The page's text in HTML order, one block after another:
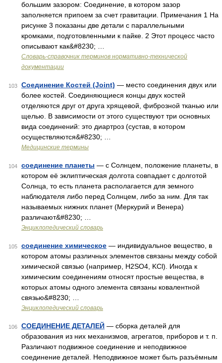
большим зазором: Соединение, в котором зазор
заполняется припоем за счет гравитации. Примечания 1 На
рисунке 3 показаны две детали с параллельными
кромками, подготовленными к пайке. 2 Этот процесс часто
описывают как&#8230; …
Словарь-справочник терминов нормативно-технической
документации
103 Соединение Костей (Joint) — место соединения двух или
более костей. Соединяющиеся концы двух костей
отделяются друг от друга хрящевой, фиброзной тканью или
щелью. В зависимости от этого существуют три основных
вида соединений: это диартроз (сустав, в котором
осуществляются&#8230; …
Медицинские термины
104 соединение планеты — с Солнцем, положение планеты, в
котором её эклиптическая долгота совпадает с долготой
Солнца, то есть планета располагается для земного
наблюдателя либо перед Солнцем, либо за ним. Для так
называемых нижних планет (Меркурий и Венера)
различают&#8230; …
Энциклопедический словарь
105 соединение химическое — индивидуальное вещество, в
котором атомы различных элементов связаны между собой
химической связью (например, H2SO4, KCl). Иногда к
химическим соединениям относят простые вещества, в
которых атомы одного элемента связаны ковалентной
связью&#8230; …
Энциклопедический словарь
106 СОЕДИНЕНИЕ ДЕТАЛЕЙ — сборка деталей для
образования из них механизмов, агрегатов, приборов и т. п.
Различают подвижное соединение и неподвижное
соединение деталей. Неподвижное может быть разъёмным